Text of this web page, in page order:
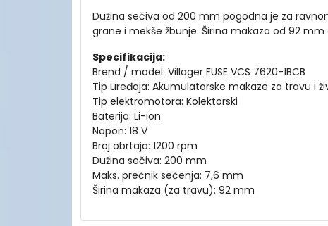
Dužina sečiva od 200 mm pogodna je za
grane i mekše žbunje. Širina makaza od 92
Specifikacija:
Brend / model: Villager FUSE VCS 7620-1BCB
Tip uređaja: Akumulatorske makaze za travu i
Tip elektromotora: Kolektorski
Baterija: Li-ion
Napon: 18 V
Broj obrtaja: 1200 rpm
Dužina sečiva: 200 mm
Maks. prečnik sečenja: 7,6 mm
Širina makaza (za travu): 92 mm